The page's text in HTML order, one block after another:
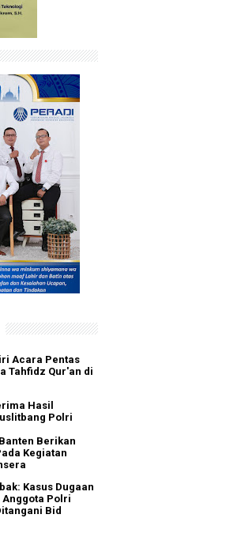
Acara Pentas
Tahfidz Qur'an di
Hasil
Polri
Berikan
Kegiatan
Kasus Dugaan
Polri
Bid